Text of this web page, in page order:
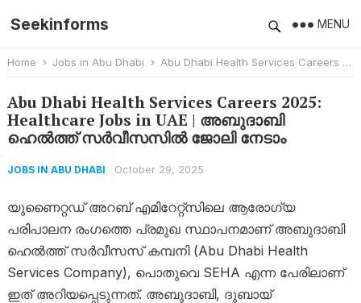
Seekinforms MENU
Home Jobs in Abu Dhabi Abu Dhabi Health Services Careers 2025: Healthcare Jobs in UAE | അബുദാബി ഹെൽത്ത് സർവീസസിൽ ജോലി നേടാം
Abu Dhabi Health Services Careers 2025:
Healthcare Jobs in UAE | അബുദാബി
ഹെൽത്ത് സർവീസസിൽ ജോലി നേടാം
JOBS IN ABU DHABI October 29, 2025
യുണൈറ്റഡ് അറബ് എമിറേറ്റ്‌സിലെ ആരോഗ്യ
പരിപാലന രംഗത്തെ പ്രമുഖ സ്ഥാപനമാണ് അബുദാബി
ഹെൽത്ത് സർവീസസ് കമ്പനി (Abu Dhabi Health
Services Company), പൊതുവെ SEHA എന്ന പേരിലാണ്
ഇത് അറിയപ്പെടുന്നത്. അബുദാബി, ദുബായ്